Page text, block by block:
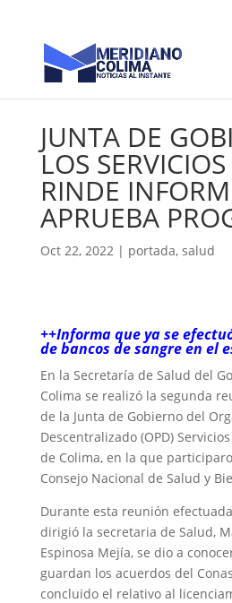
JUNTA DE
LOS
RINDE
APRUEBA
Oct 22, 2022| portada, salud
++Informa que ya se
de bancos de sangre en el
En la Secretaría de Salud del
Colima se realizó la segunda
de la Junta de Gobierno del
Descentralizado (OPD)
de Colima, en la que
Consejo Nacional de Salud y
Durante esta reunión
dirigió la secretaria de Salud,
Espinosa Mejía, se dio a
guardan los acuerdos del
concluido el relativo al